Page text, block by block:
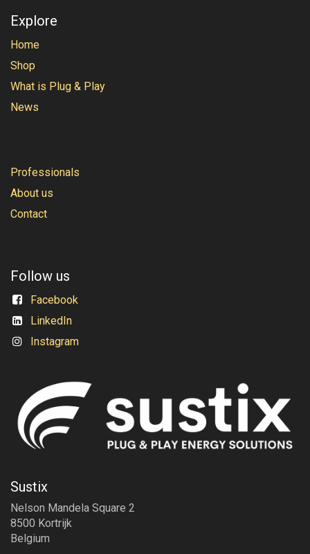
Explore
Home
Shop
What is Plug & Play
News
Professionals
About us
Contact
Follow us
Facebook
LinkedIn
Instagram
Sustix
Nelson Mandela Square 2
8500 Kortrijk
Belgium